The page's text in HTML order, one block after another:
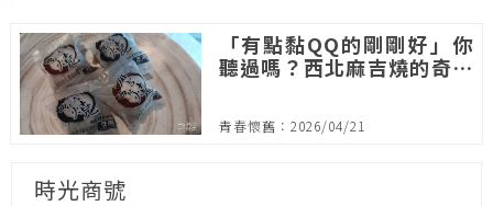
「有點黏QQ的剛剛好」你
聽過嗎？西北麻吉燒的奇葩
青春懷舊：2026/04/21
時光商號